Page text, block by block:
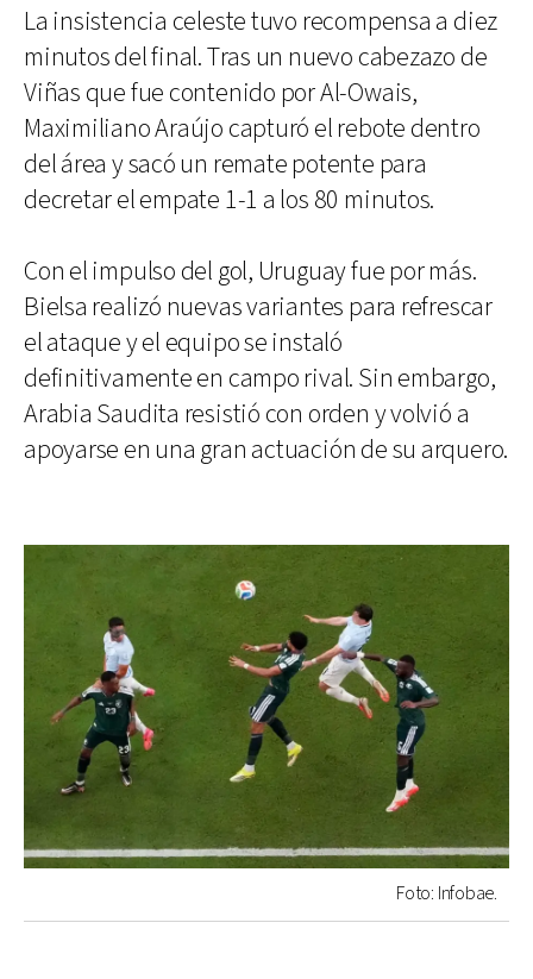
La insistencia celeste tuvo recompensa a diez
minutos del final. Tras un nuevo cabezazo de
Viñas que fue contenido por Al-Owais,
Maximiliano Araújo capturó el rebote dentro
del área y sacó un remate potente para
decretar el empate 1-1 a los 80 minutos.
Con el impulso del gol, Uruguay fue por más.
Bielsa realizó nuevas variantes para refrescar
el ataque y el equipo se instaló
definitivamente en campo rival. Sin embargo,
Arabia Saudita resistió con orden y volvió a
apoyarse en una gran actuación de su arquero.
Foto: Infobae.